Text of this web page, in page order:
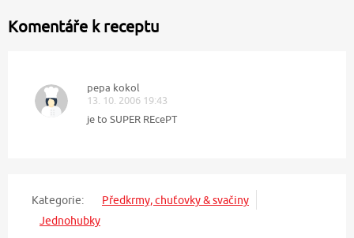
Komentáře k receptu
pepa kokol
13. 10. 2006 19:43
je to SUPER REcePT
Kategorie:
Předkrmy, chuťovky & svačiny
Jednohubky